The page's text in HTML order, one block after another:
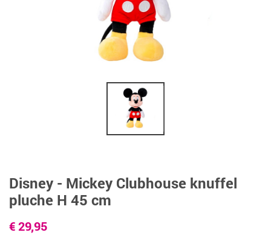
Disney - Mickey Clubhouse knuffel
pluche H 45 cm
€ 29,95